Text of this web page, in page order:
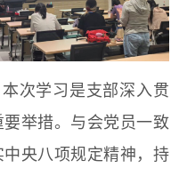
次学习是支部深入贯
举措。与会党员一致
央八项规定精神，持